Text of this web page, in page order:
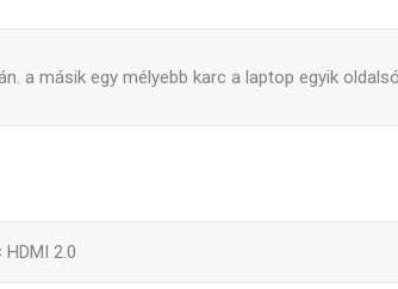
a másik egy mélyebb karc a laptop egyik
2.0